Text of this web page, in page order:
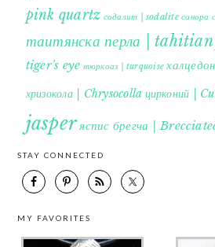
pink quartz содалит | sodalite сонора
таитянска перла |
tiger's eye тюркоаз | turquoise
хризокола | Chrysocolla цирконий |
jasperяспис брегча |
STAY CONNECTED
MY FAVORITES